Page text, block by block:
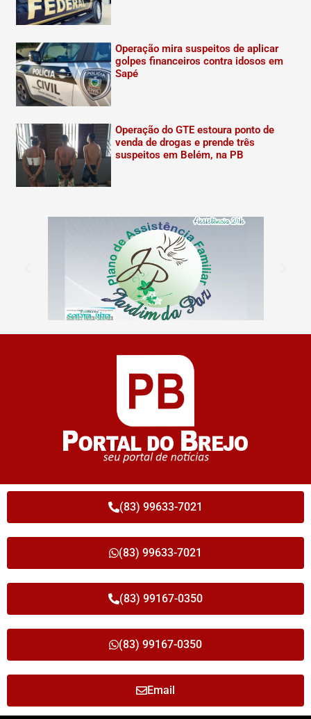
Operação mira suspeitos de aplicar
golpes financeiros contra idosos em
Sapé
Operação do GTE estoura ponto de
venda de drogas e prende três
suspeitos em Belém, na PB
(83) 99633-7021
(83) 99633-7021
(83) 99167-0350
(83) 99167-0350
Email